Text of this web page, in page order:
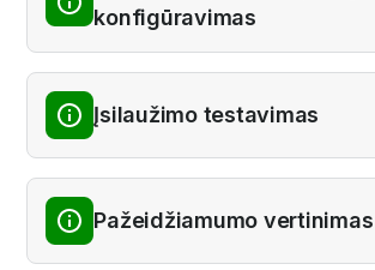
konfigūravimas
Įsilaužimo testavimas
Pažeidžiamumo vertinimas